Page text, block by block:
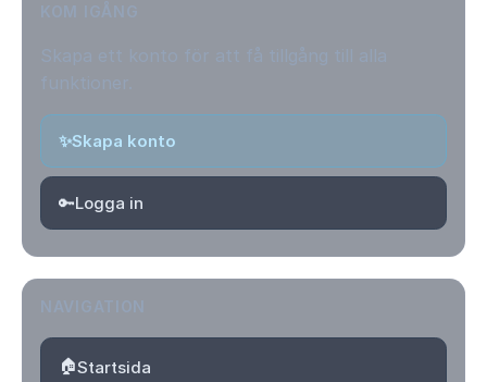
✨Skapa konto
🔑Logga in
🏠Startsida